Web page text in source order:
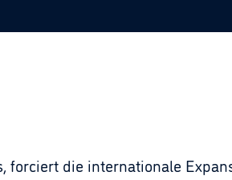
forciert die internationale